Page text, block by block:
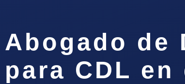
Abogado de
para CDL en